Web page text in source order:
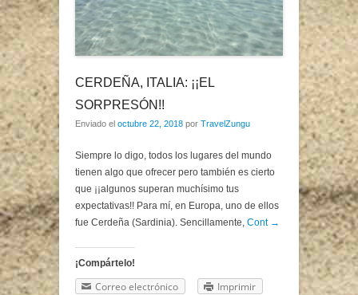
CERDEÑA, ITALIA: ¡¡EL
SORPRESÓN!!
Enviado el octubre 22, 2018 por TravelZungu
Siempre lo digo, todos los lugares del mundo
tienen algo que ofrecer pero también es cierto
que ¡¡algunos superan muchísimo tus
expectativas!! Para mí, en Europa, uno de ellos
fue Cerdeña (Sardinia). Sencillamente, Cont →
¡Compártelo!
Correo electrónico Imprimir